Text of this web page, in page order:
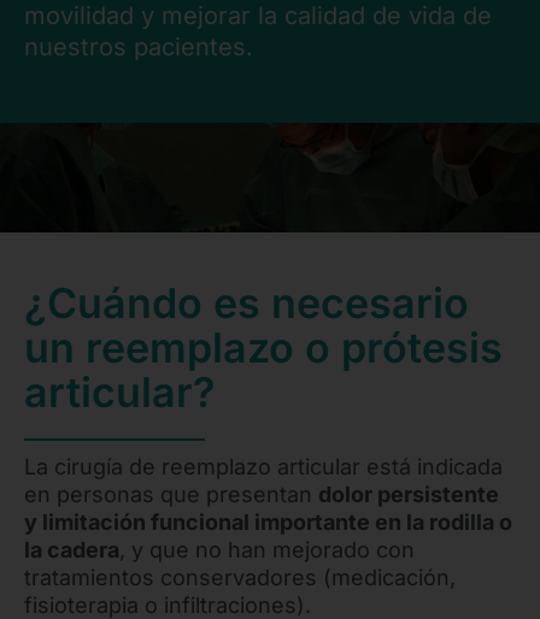
movilidad y mejorar la calidad de vida de
nuestros pacientes.
¿Cuándo es necesario
un reemplazo o prótesis
articular?
La cirugía de reemplazo articular está indicada
en personas que presentan dolor persistente
y limitación funcional importante en la rodilla o
la cadera, y que no han mejorado con
tratamientos conservadores (medicación,
fisioterapia o infiltraciones).